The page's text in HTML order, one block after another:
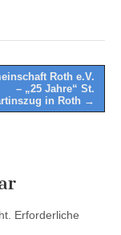
Roth e.V.
– „25 Jahre“ St.
in Roth →
Erforderliche